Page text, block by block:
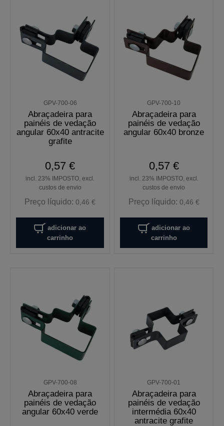
GPV-700-06
Abraçadeira para
painéis de vedação
angular 60x40 antracite
grafite
0,57 €
incl. 23% IMPOSTO, excl.
custos de envio
Preço líquido:0,46 €
adicionar ao
carrinho
GPV-700-10
Abraçadeira para
painéis de vedação
angular 60x40 bronze
0,57 €
incl. 23% IMPOSTO, excl.
custos de envio
Preço líquido: 0,46 €
adicionar ao
carrinho
GPV-700-08
Abraçadeira para
painéis de vedação
angular 60x40 verde
GPV-700-01
Abraçadeira para
painéis de vedação
intermédia 60x40
antracite grafite